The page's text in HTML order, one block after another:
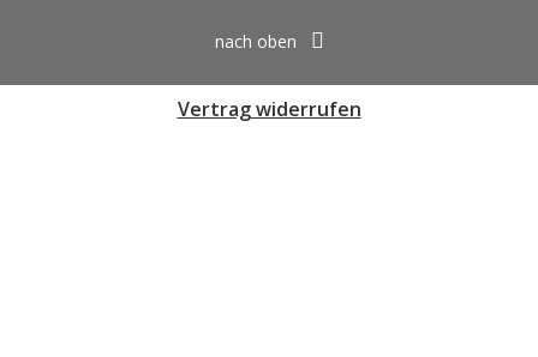
nach oben
Vertrag widerrufen